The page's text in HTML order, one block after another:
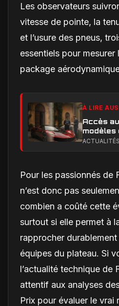
Les observateurs
vitesse de pointe, la
et l’usure des pneus,
essentiels pour mesurer
package
À LIRE
Accès
Ferrari :
ACTUALITÉS
Pour les passionnés de
n’est donc pas
combien a coûté cette
surtout si elle permet à
rapprocher
équipes du plateau. Si
l’actualité technique de
attentif aux analyses
Prix pour évaluer le vrai